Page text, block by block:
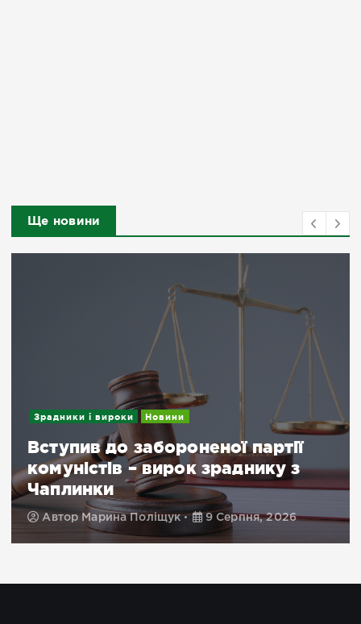
Ще новини
Зрадники і вироки Новини
Вступив до забороненої партії
комуністів – вирок зраднику з
Чаплинки
Автор Марина Поліщук 9 Серпня, 2026